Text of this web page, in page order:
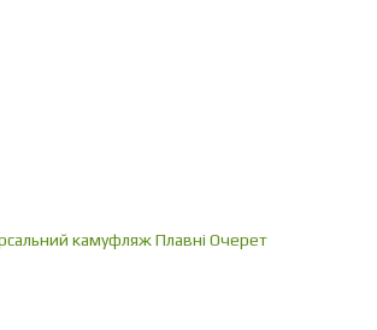
камуфляж Плавні Очерет